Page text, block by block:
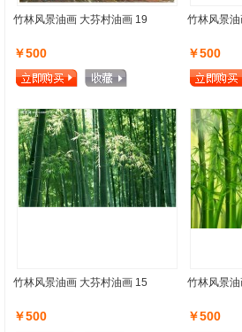
竹林风景油画 大芬村油画 19
￥500
竹林风景
￥500
竹林风景油画 大芬村油画 15
￥500
竹林风景
￥500